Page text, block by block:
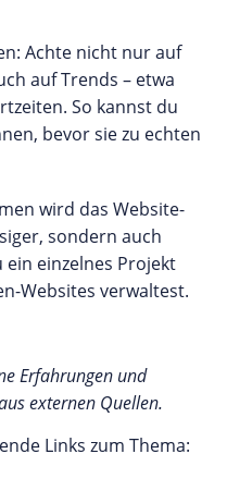
Achte nicht nur auf
auf Trends – etwa
So kannst du
bevor sie zu echten
wird das Website-
sondern auch
ein einzelnes Projekt
Websites verwaltest.
Erfahrungen und
externen Quellen.
Links zum Thema: